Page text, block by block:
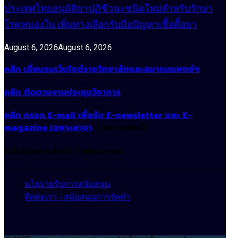
ประเทศไทยอนุมัติยาปฏิชีวนะชนิดใหม่สำหรับรักษา
โรคหนองใน เพิ่มทางเลือกรับมือปัญหาเชื้อดื้อยา
August 6, 2026August 6, 2026
คลิก เยี่ยมชมเว็บไซต์ราชวิทยาลัยและสมาคมแพทย์ฯ
คลิก ติดตามงานประชุมวิชาการ
คลิก กรอก E-mail เพื่อรับ E-newsletter และ E-
magazine เฉพาะสาขา (เฉพาะแพทย์)
สนับสนุนการจัดทำ CIMjournal
นโยบายรับการสนับสนุน
ติดต่อเรา - สนับสนุนการจัดทำ